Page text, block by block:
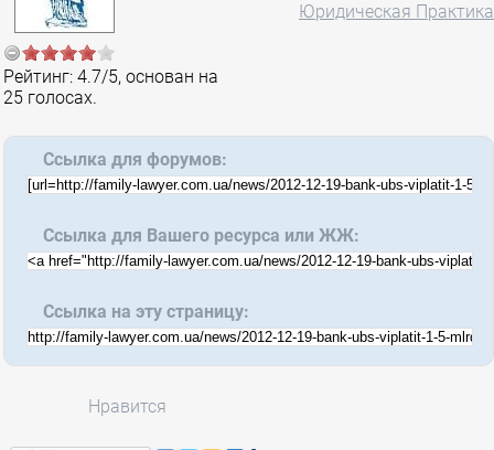
Юридическая Практика
Рейтинг: 4.7/5, основан на
25 голосах.
Ссылка для форумов:
Ссылка для Вашего ресурса или ЖЖ:
Ссылка на эту страницу:
Нравится